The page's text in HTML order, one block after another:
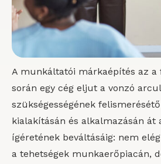
A munkáltatói márkaépítés az a
során egy cég eljut a vonzó
szükségességének
kialakításán és alkalmazásán
ígéretének beváltásáig: nem
a tehetségek munkaerőpiacán,